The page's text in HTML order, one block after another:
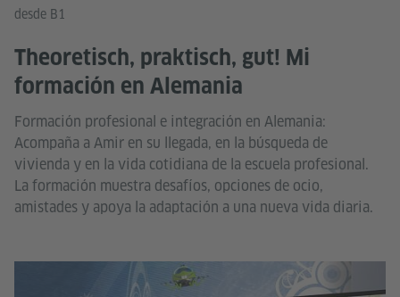
desde B1
Theoretisch, praktisch, gut! Mi
formación en Alemania
Formación profesional e integración en Alemania:
Acompaña a Amir en su llegada, en la búsqueda de
vivienda y en la vida cotidiana de la escuela profesional.
La formación muestra desafíos, opciones de ocio,
amistades y apoya la adaptación a una nueva vida diaria.